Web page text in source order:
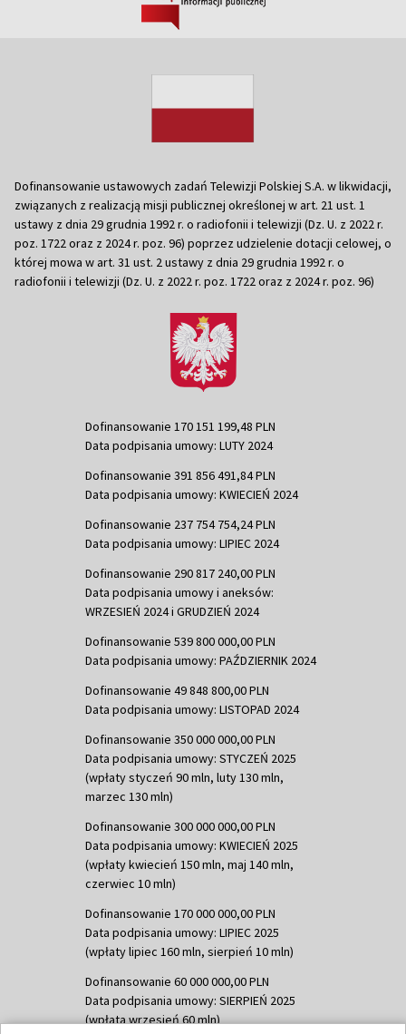
Dofinansowanie ustawowych zadań Telewizji Polskiej S.A. w likwidacji,
związanych z realizacją misji publicznej określonej w art. 21 ust. 1
ustawy z dnia 29 grudnia 1992 r. o radiofonii i telewizji (Dz. U. z 2022 r.
poz. 1722 oraz z 2024 r. poz. 96) poprzez udzielenie dotacji celowej, o
której mowa w art. 31 ust. 2 ustawy z dnia 29 grudnia 1992 r. o
radiofonii i telewizji (Dz. U. z 2022 r. poz. 1722 oraz z 2024 r. poz. 96)
Dofinansowanie 170 151 199,48 PLN
Data podpisania umowy: LUTY 2024
Dofinansowanie 391 856 491,84 PLN
Data podpisania umowy: KWIECIEŃ 2024
Dofinansowanie 237 754 754,24 PLN
Data podpisania umowy: LIPIEC 2024
Dofinansowanie 290 817 240,00 PLN
Data podpisania umowy i aneksów:
WRZESIEŃ 2024 i GRUDZIEŃ 2024
Dofinansowanie 539 800 000,00 PLN
Data podpisania umowy: PAŹDZIERNIK 2024
Dofinansowanie 49 848 800,00 PLN
Data podpisania umowy: LISTOPAD 2024
Dofinansowanie 350 000 000,00 PLN
Data podpisania umowy: STYCZEŃ 2025
(wpłaty styczeń 90 mln, luty 130 mln,
marzec 130 mln)
Dofinansowanie 300 000 000,00 PLN
Data podpisania umowy: KWIECIEŃ 2025
(wpłaty kwiecień 150 mln, maj 140 mln,
czerwiec 10 mln)
Dofinansowanie 170 000 000,00 PLN
Data podpisania umowy: LIPIEC 2025
(wpłaty lipiec 160 mln, sierpień 10 mln)
Dofinansowanie 60 000 000,00 PLN
Data podpisania umowy: SIERPIEŃ 2025
(wpłata wrzesień 60 mln)